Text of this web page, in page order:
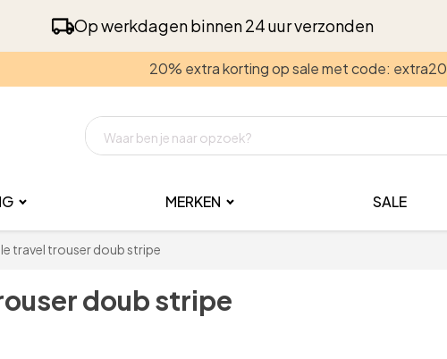
Op werkdagen binnen 24 uur verzonden
20% extra korting op sale met code: extra20
MERKEN SALE
travel trouser doub stripe
doub stripe